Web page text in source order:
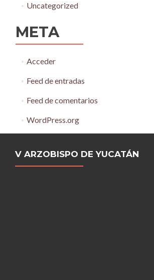
Uncategorized
META
Acceder
Feed de entradas
Feed de comentarios
WordPress.org
V ARZOBISPO DE YUCATÁN